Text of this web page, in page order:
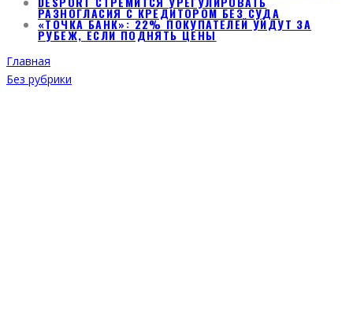
РАЗНОГЛАСИЯ С КРЕДИТОРОМ БЕЗ СУДА
«ТОЧКА БАНК»: 22% ПОКУПАТЕЛЕЙ УЙДУТ ЗА
РУБЕЖ, ЕСЛИ ПОДНЯТЬ ЦЕНЫ
Главная
Без рубрики